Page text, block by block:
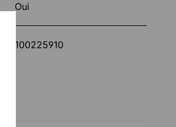
Oui
100225910